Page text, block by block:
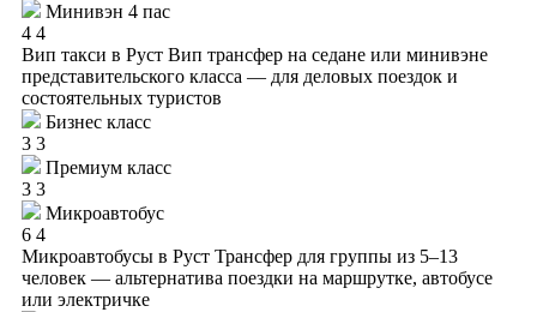
Минивэн 4 пас
4 4
Вип такси в Руст Вип трансфер на седане или минивэне
представительского класса — для деловых поездок и
состоятельных туристов
Бизнес класс
3 3
Премиум класс
3 3
Микроавтобус
6 4
Микроавтобусы в Руст Трансфер для группы из 5–13
человек — альтернатива поездки на маршрутке, автобусе
или электричке